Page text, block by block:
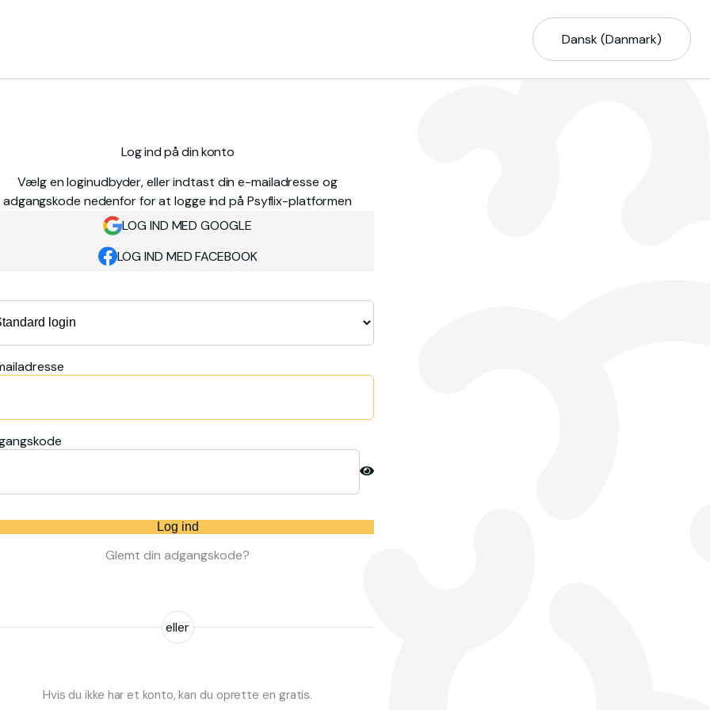
Dansk (Danmark)
Log ind på din konto
Vælg en loginudbyder, eller indtast din e-mailadresse og
adgangskode nedenfor for at logge ind på Psyflix-platformen
LOG IND MED GOOGLE
LOG IND MED FACEBOOK
Log ind
Glemt din adgangskode?
eller
Hvis du ikke har et konto, kan du oprette en gratis.